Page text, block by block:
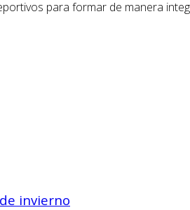
para formar de manera
invierno